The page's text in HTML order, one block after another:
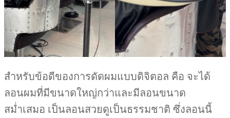
สำหรับข้อดีของการดัดผมแบบดิจิตอล คือ จะได้
ลอนผมที่มีขนาดใหญ่กว่าและมีลอนขนาด
สม่ำเสมอ เป็นลอนสวยดูเป็นธรรมชาติ ซึ่งลอนนี้